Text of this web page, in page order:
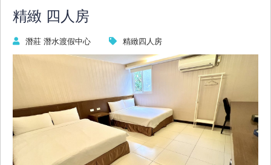
精緻 四人房
潛莊 潛水渡假中心 精緻四人房